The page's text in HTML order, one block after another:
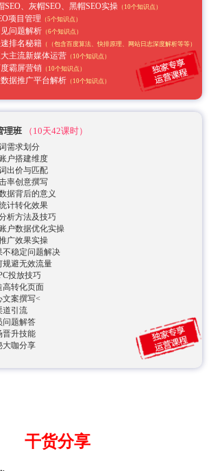
问题解析（6个知识点）
排名秘籍 （（包含百度算法、快排原理、网站日志深度解析等等）
主流新媒体运营（10个知识点）
霸屏营销（10个知识点）
据推广平台解析（10个知识点）
户搭建维度
出价与匹配
率创意撰写
据背后的意义
计转化效果
析方法及技巧
户数据优化实操
广效果实操
不稳定问题解决
避无效流量
投放技巧
高转化页面
文案撰写<
道引流
问题解答
升技能
大咖分享